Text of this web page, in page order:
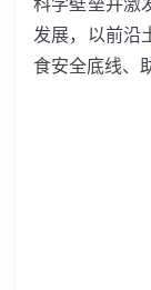
科学壁垒并激
发展，以前沿
食安全底线、